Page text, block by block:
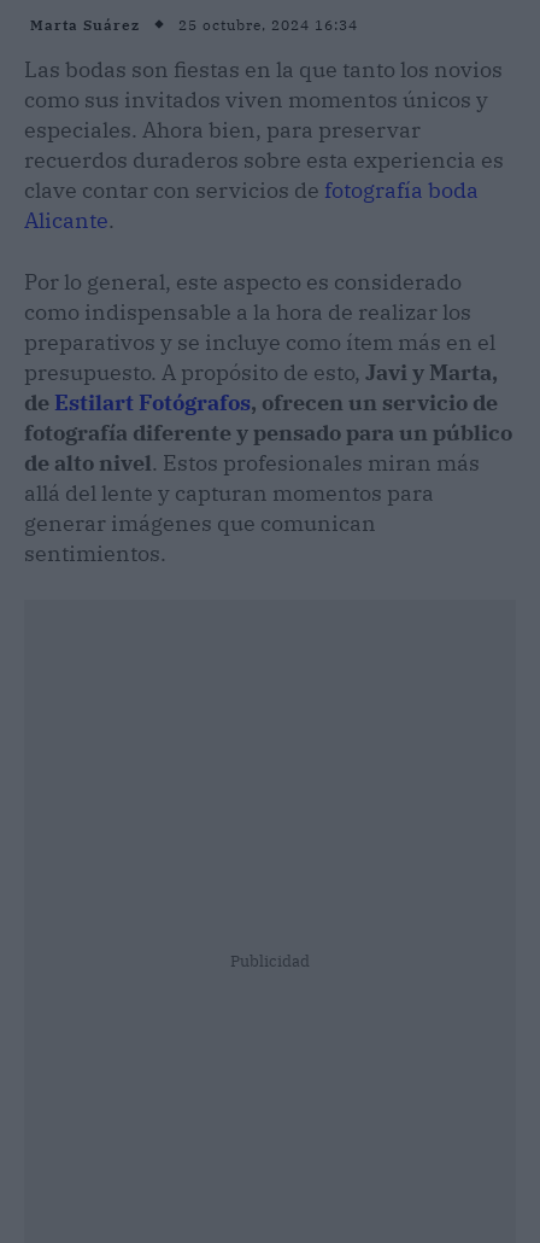
Marta Suárez 25 octubre, 2024 16:34
Las bodas son fiestas en la que tanto los novios
como sus invitados viven momentos únicos y
especiales. Ahora bien, para preservar
recuerdos duraderos sobre esta experiencia es
clave contar con servicios de fotografía boda
Alicante.
Por lo general, este aspecto es considerado
como indispensable a la hora de realizar los
preparativos y se incluye como ítem más en el
presupuesto. A propósito de esto, Javi y Marta,
de Estilart Fotógrafos, ofrecen un servicio de
fotografía diferente y pensado para un público
de alto nivel. Estos profesionales miran más
allá del lente y capturan momentos para
generar imágenes que comunican
sentimientos.
Publicidad